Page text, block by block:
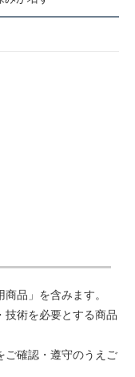
品」を含みます。
技術を必要とする商品
ご確認・遵守のうえご